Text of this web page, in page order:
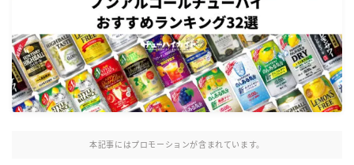
氷結 無糖
氷結 ストロング
麒麟特製サワー
麒麟 発酵サワー
本記事にはプロモーションが含まれています。